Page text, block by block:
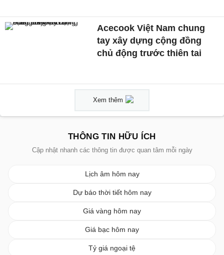
Acecook Việt Nam chung
tay xây dựng cộng đồng
chủ động trước thiên tai
Xem thêm
THÔNG TIN HỮU ÍCH
Cập nhật nhanh các thông tin được quan tâm mỗi ngày
Lịch âm hôm nay
Dự báo thời tiết hôm nay
Giá vàng hôm nay
Giá bạc hôm nay
Tỷ giá ngoại tệ